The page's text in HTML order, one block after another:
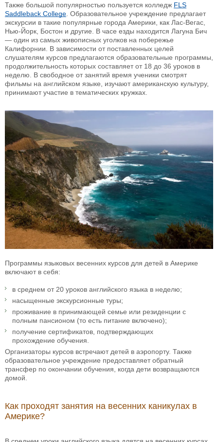
Также большой популярностью пользуется колледж FLS
Saddleback College . Образовательное учреждение предлагает
экскурсии в такие популярные города Америки, как Лас-Вегас,
Нью-Йорк, Бостон и другие. В часе езды находится Лагуна Бич
— один из самых живописных уголков на побережье
Калифорнии. В зависимости от поставленных целей
слушателям курсов предлагаются образовательные программы,
продолжительность которых составляет от 18 до 36 уроков в
неделю. В свободное от занятий время ученики смотрят
фильмы на английском языке, изучают американскую культуру,
принимают участие в тематических кружках.
Программы языковых весенних курсов для детей в Америке
включают в себя:
в среднем от 20 уроков английского языка в неделю;
насыщенные экскурсионные туры;
проживание в принимающей семье или резиденции с
полным пансионом (то есть питание включено);
получение сертификатов, подтверждающих
прохождение обучения.
Организаторы курсов встречают детей в аэропорту. Также
образовательное учреждение предоставляет обратный
трансфер по окончании обучения, когда дети возвращаются
домой.
Как проходят занятия на весенних каникулах в
Америке?